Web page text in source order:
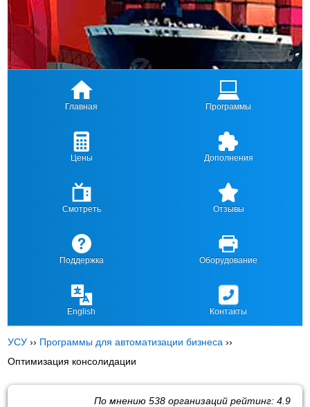
Главная Программы
Цены Дополнения
Смотреть Отзывы
Поддержка Оборудование
English Контакты
УСУ ›› Программы для автоматизации бизнеса ››
Оптимизация консолидации
По мнению 538организаций рейтинг: 4.9